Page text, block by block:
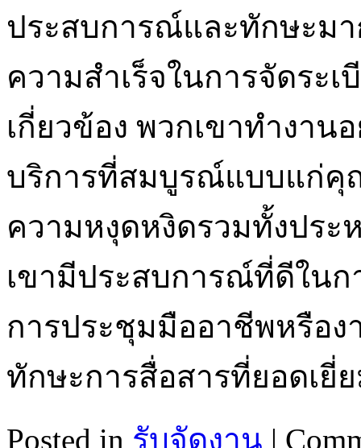
ประสบการณ์และทักษะมา
ความสำเร็จในการจัดระ
เกี่ยวข้อง พวกเขาทำงาน
บริการที่สมบูรณ์แบบแก่คุ
ความหงุดหงิดรวมทั้งประ
เขามีประสบการณ์ที่ดีใน
การประชุมมืออาชีพหรือง
ทักษะการสื่อสารที่ยอดเ
Posted in รับจัดงาน |